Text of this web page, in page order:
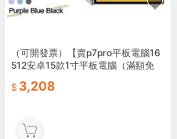
（可開發票）【賣p7pro平板電腦16
512安卓15款1寸平板電腦（滿額免
3,208